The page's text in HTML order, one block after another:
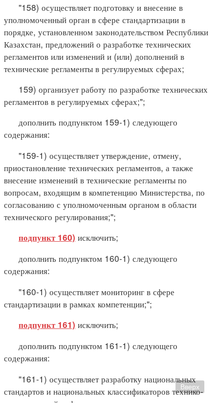
"158) осуществляет подготовку и внесение в
уполномоченный орган в сфере стандартизации в
порядке, установленном законодательством Республики
Казахстан, предложений о разработке технических
регламентов или изменений и (или) дополнений в
технические регламенты в регулируемых сферах;
159) организует работу по разработке технических
регламентов в регулируемых сферах;";
дополнить подпунктом 159-1) следующего
содержания:
"159-1) осуществляет утверждение, отмену,
приостановление технических регламентов, а также
внесение изменений в технические регламенты по
вопросам, входящим в компетенцию Министерства, по
согласованию с уполномоченным органом в области
технического регулирования;";
подпункт 160) исключить;
дополнить подпунктом 160-1) следующего
содержания:
"160-1) осуществляет мониторинг в сфере
стандартизации в рамках компетенции;";
подпункт 161) исключить;
дополнить подпунктом 161-1) следующего
содержания:
"161-1) осуществляет разработку национальных
стандартов и национальных классификаторов технико-
Вверх